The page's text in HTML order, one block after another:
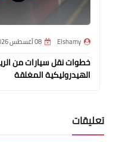
Elshamy 08 أغسطس 2026
خطوات نقل سيارات من
الهيدروليكية المغلقة
تعليقات